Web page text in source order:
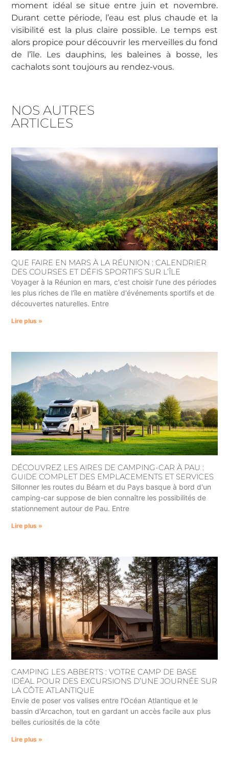
moment idéal se situe entre juin et novembre.
Durant cette période, l’eau est plus chaude et la
visibilité est la plus claire possible. Le temps est
alors propice pour découvrir les merveilles du fond
de l’île. Les dauphins, les baleines à bosse, les
cachalots sont toujours au rendez-vous.
NOS AUTRES
ARTICLES
QUE FAIRE EN MARS À LA RÉUNION : CALENDRIER
DES COURSES ET DÉFIS SPORTIFS SUR L’ÎLE
Voyager à la Réunion en mars, c'est choisir l'une des périodes
les plus riches de l'île en matière d'événements sportifs et de
découvertes naturelles. Entre
Lire plus »
DÉCOUVREZ LES AIRES DE CAMPING-CAR À PAU :
GUIDE COMPLET DES EMPLACEMENTS ET SERVICES
Sillonner les routes du Béarn et du Pays basque à bord d'un
camping-car suppose de bien connaître les possibilités de
stationnement autour de Pau. Entre
Lire plus »
CAMPING LES ABBERTS : VOTRE CAMP DE BASE
IDÉAL POUR DES EXCURSIONS D’UNE JOURNÉE SUR
LA CÔTE ATLANTIQUE
Envie de poser vos valises entre l'Océan Atlantique et le
bassin d'Arcachon, tout en gardant un accès facile aux plus
belles curiosités de la côte
Lire plus »